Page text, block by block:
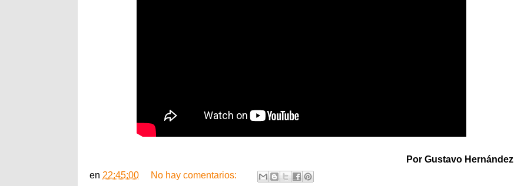
Por Gustavo Hernández
en 22:45:00
No hay comentarios: